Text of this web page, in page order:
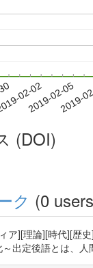
02-02
2019-02-05
2019-
(DOI)
ク (0
ア][理論][時代][歴
出定後語とは、